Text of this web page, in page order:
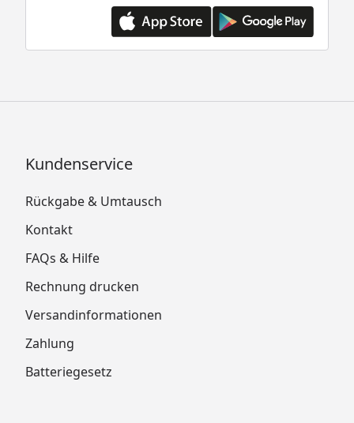
Kundenservice
Rückgabe & Umtausch
Kontakt
FAQs & Hilfe
Rechnung drucken
Versandinformationen
Zahlung
Batteriegesetz